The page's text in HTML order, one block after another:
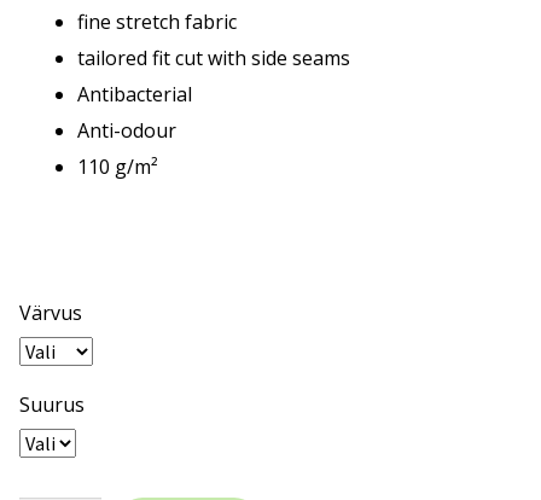
fine stretch fabric
tailored fit cut with side seams
Antibacterial
Anti-odour
110 g/m²
Värvus
Suurus